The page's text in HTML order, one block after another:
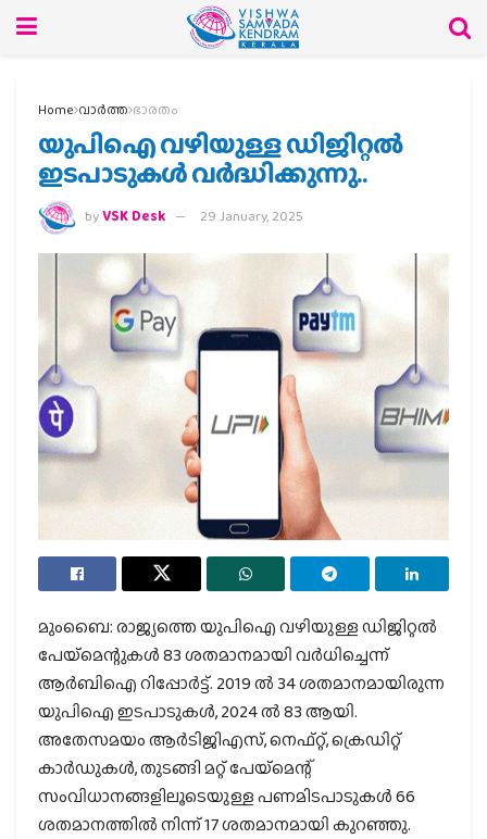
Home വാര്‍ത്ത ഭാരതം
യുപിഐ വഴിയുള്ള ഡിജിറ്റല്‍
ഇടപാടുകള്‍ വർദ്ധിക്കുന്നു..
byVSK Desk 29 January, 2025
മുംബൈ: രാജ്യത്തെ യുപിഐ വഴിയുള്ള ഡിജിറ്റല്‍
പേയ്‌മെന്റുകള്‍ 83 ശതമാനമായി വര്‍ധിച്ചെന്ന്
ആര്‍ബിഐ റിപ്പോര്‍ട്ട്. 2019 ല്‍ 34 ശതമാനമായിരുന്ന
യുപിഐ ഇടപാടുകള്‍, 2024 ല്‍ 83 ആയി.
അതേസമയം ആര്‍ടിജിഎസ്, നെഫ്റ്റ്, ക്രെഡിറ്റ്
കാര്‍ഡുകള്‍, തുടങ്ങി മറ്റ് പേയ്‌മെന്റ്
സംവിധാനങ്ങളിലൂടെയുള്ള പണമിടപാടുകള്‍ 66
ശതമാനത്തില്‍ നിന്ന് 17 ശതമാനമായി കുറഞ്ഞു.